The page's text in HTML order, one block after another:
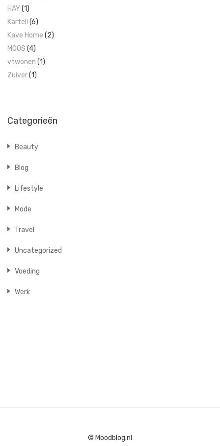
HAY(1)
Kartell (6)
Kave Home (2)
MOOS (4)
vtwonen (1)
Zuiver(1)
Categorieën
Beauty
Blog
Lifestyle
Mode
Travel
Uncategorized
Voeding
Werk
© Moodblog.nl